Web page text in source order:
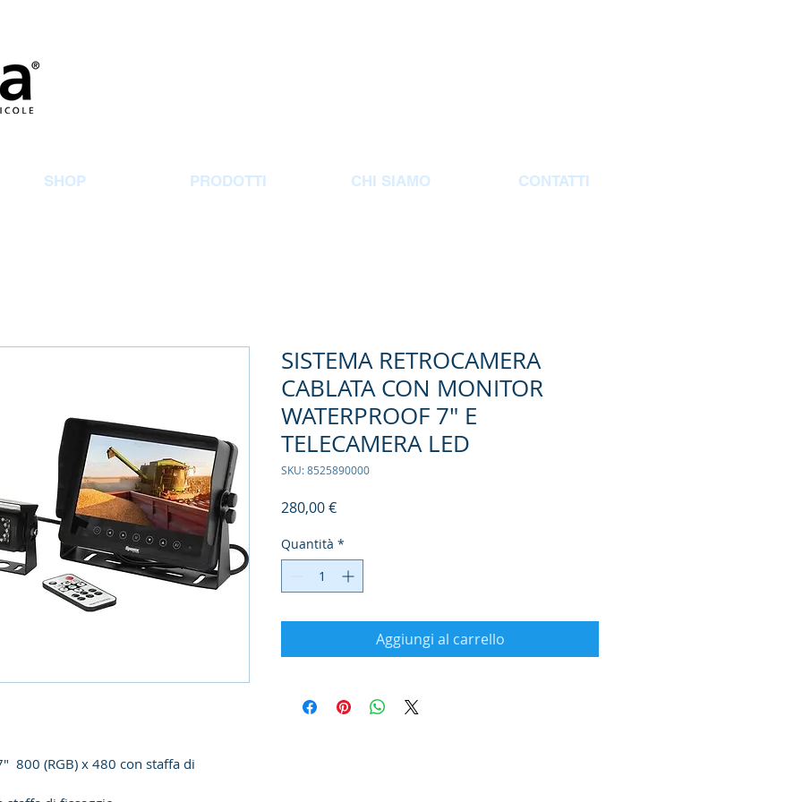
SHOP PRODOTTI CHI SIAMO CONTATTI
800 (RGB) x 480 con staffa di
SISTEMA RETROCAMERA
CABLATA CON MONITOR
WATERPROOF 7" E
TELECAMERA LED
SKU: 8525890000
280,00 €Prezzo
Quantità *
Aggiungi al carrello